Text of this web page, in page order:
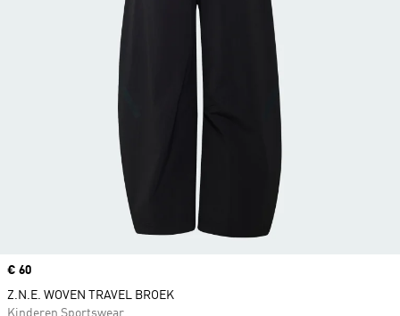
Price
€ 60
Z.N.E. WOVEN TRAVEL BROEK
Kinderen Sportswear